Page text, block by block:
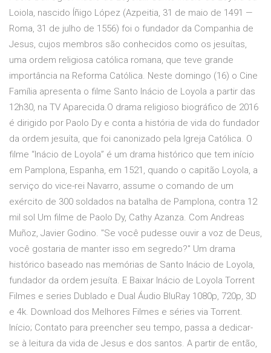
Loiola, nascido Íñigo López (Azpeitia, 31 de maio de 1491 —
Roma, 31 de julho de 1556) foi o fundador da Companhia de
Jesus, cujos membros são conhecidos como os jesuítas,
uma ordem religiosa católica romana, que teve grande
importância na Reforma Católica. Neste domingo (16) o Cine
Família apresenta o filme Santo Inácio de Loyola a partir das
12h30, na TV Aparecida.O drama religioso biográfico de 2016
é dirigido por Paolo Dy e conta a história de vida do fundador
da ordem jesuíta, que foi canonizado pela Igreja Católica. O
filme “Inácio de Loyola” é um drama histórico que tem início
em Pamplona, Espanha, em 1521, quando o capitão Loyola, a
serviço do vice-rei Navarro, assume o comando de um
exército de 300 soldados na batalha de Pamplona, contra 12
mil sol Um filme de Paolo Dy, Cathy Azanza. Com Andreas
Muñoz, Javier Godino. "Se você pudesse ouvir a voz de Deus,
você gostaria de manter isso em segredo?" Um drama
histórico baseado nas memórias de Santo Inácio de Loyola,
fundador da ordem jesuíta. E Baixar Inácio de Loyola Torrent
Filmes e series Dublado e Dual Áudio BluRay 1080p, 720p, 3D
e 4k. Download dos Melhores Filmes e séries via Torrent.
Início; Contato para preencher seu tempo, passa a dedicar-
se à leitura da vida de Jesus e dos santos. A partir de então,